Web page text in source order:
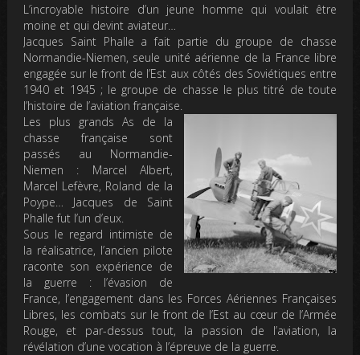
L’incroyable histoire d’un jeune homme qui voulait être
moine et qui devint aviateur…
Jacques Saint Phalle a fait partie du groupe de chasse
Normandie-Niemen, seule unité aérienne de la France libre
engagée sur le front de l’Est aux côtés des Soviétiques entre
1940 et 1945 ; le groupe de chasse le plus titré de toute
l’histoire de l’aviation française.
Les plus grands As de la
chasse française sont
passés au Normandie-
Niemen : Marcel Albert,
Marcel Lefèvre, Roland de la
Poype… Jacques de Saint
Phalle fut l’un d’eux.
Sous le regard intimiste de
la réalisatrice, l’ancien pilote
raconte son expérience de
la guerre : l’évasion de
France, l’engagement dans les Forces Aériennes Françaises
Libres, les combats sur le front de l’Est au cœur de l’Armée
Rouge, et par-dessus tout, la passion de l’aviation, la
révélation d’une vocation à l’épreuve de la guerre.